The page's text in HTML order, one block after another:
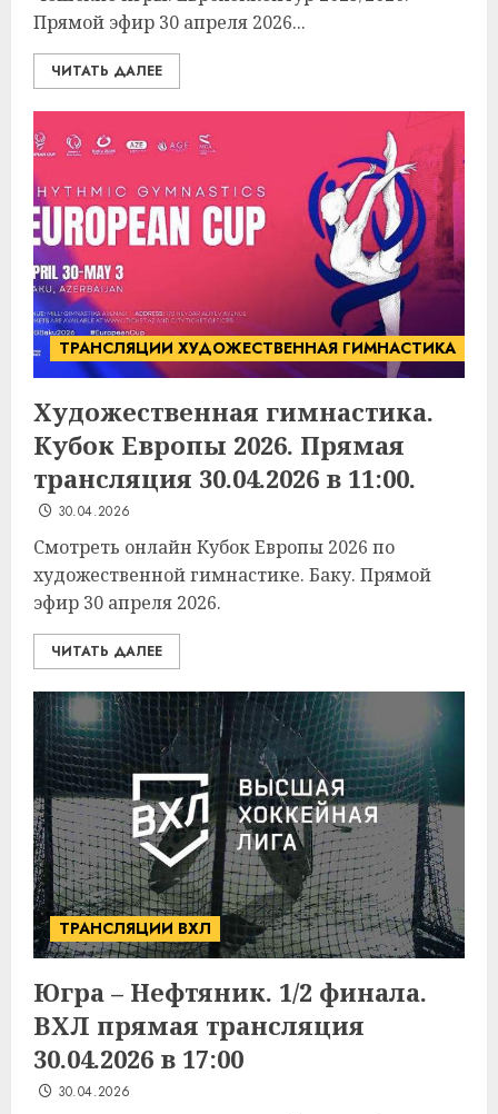
Прямой эфир 30 апреля 2026...
ЧИТАТЬ ДАЛЕЕ
ТРАНСЛЯЦИИ ХУДОЖЕСТВЕННАЯ ГИМНАСТИКА
Художественная гимнастика.
Кубок Европы 2026. Прямая
трансляция 30.04.2026 в 11:00.
30.04.2026
Смотреть онлайн Кубок Европы 2026 по
художественной гимнастике. Баку. Прямой
эфир 30 апреля 2026.
ЧИТАТЬ ДАЛЕЕ
ТРАНСЛЯЦИИ ВХЛ
Югра – Нефтяник. 1/2 финала.
ВХЛ прямая трансляция
30.04.2026 в 17:00
30.04.2026